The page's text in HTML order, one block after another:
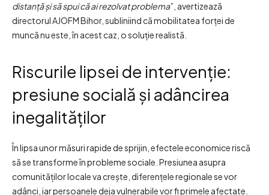
distanță și să spui că ai rezolvat problema”, avertizează
directorul AJOFM Bihor, subliniind că mobilitatea forței de
muncă nu este, în acest caz, o soluție realistă.
Riscurile lipsei de intervenție:
presiune socială și adâncirea
inegalităților
În lipsa unor măsuri rapide de sprijin, efectele economice riscă
să se transforme în probleme sociale. Presiunea asupra
comunităților locale va crește, diferențele regionale se vor
adânci, iar persoanele deja vulnerabile vor fi primele afectate.